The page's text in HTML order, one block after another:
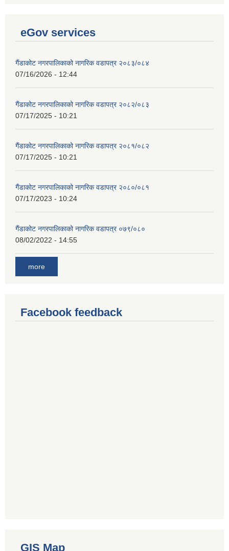
eGov services
गैंडाकोट नगरपालिकाको नागरिक वडापत्र २०८३/०८४
07/16/2026 - 12:44
गैंडाकोट नगरपालिकाको नागरिक वडापत्र २०८२/०८३
07/17/2025 - 10:21
गैंडाकोट नगरपालिकाको नागरिक वडापत्र २०८१/०८२
07/17/2025 - 10:21
गैंडाकोट नगरपालिकाको नागरिक वडापत्र २०८०/०८१
07/17/2023 - 10:24
गैंडाकोट नगरपालिकाको नागरिक वडापत्र ०७९/०८०
08/02/2022 - 14:55
more
Facebook feedback
GIS Map